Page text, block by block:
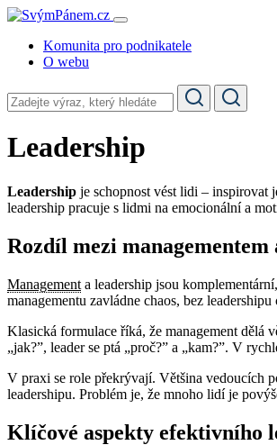
Komunita pro podnikatele
O webu
Leadership
Leadership je schopnost vést lidi – inspirovat
leadership pracuje s lidmi na emocionální a
Rozdíl mezi managementem
Management a leadership jsou
managementu zavládne chaos, bez
Klasická formulace říká, že management dělá
„jak?”, leader se ptá „proč?” a „kam?”. V
V praxi se role překrývají. Většina vedoucích
leadershipu. Problém je, že mnoho lidí je
Klíčové aspekty efektivního